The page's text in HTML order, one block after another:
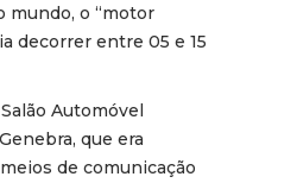
mundo, o “motor
decorrer entre 05 e 15
Automóvel
que era
de comunicação